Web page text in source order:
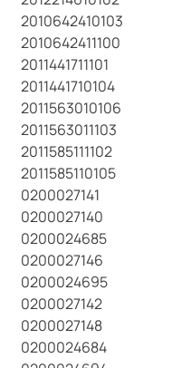
2010642410103
2010642411100
2011441711101
2011441710104
2011563010106
2011563011103
2011585111102
2011585110105
0200027141
0200027140
0200024685
0200027146
0200024695
0200027142
0200027148
0200024684